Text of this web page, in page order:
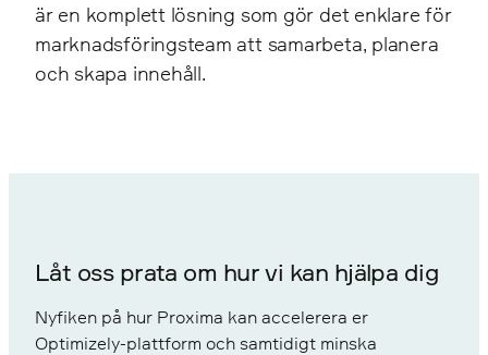
är en komplett lösning som gör det enklare för
marknadsföringsteam att samarbeta, planera
och skapa innehåll.
Låt oss prata om hur vi kan hjälpa dig
Nyfiken på hur Proxima kan accelerera er
Optimizely-plattform och samtidigt minska